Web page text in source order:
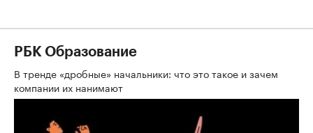
РБК Образование
В тренде «дробные» начальники: что это такое и зачем
компании их нанимают